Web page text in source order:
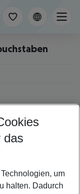
das
um
halten. Dadurch